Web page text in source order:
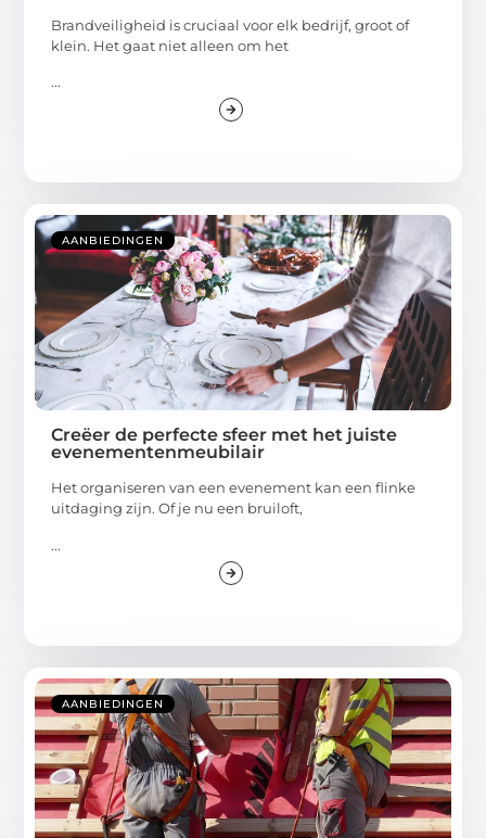
Brandveiligheid is cruciaal voor elk bedrijf, groot of
klein. Het gaat niet alleen om het
...
AANBIEDINGEN
Creëer de perfecte sfeer met het juiste
evenementenmeubilair
Het organiseren van een evenement kan een flinke
uitdaging zijn. Of je nu een bruiloft,
...
AANBIEDINGEN